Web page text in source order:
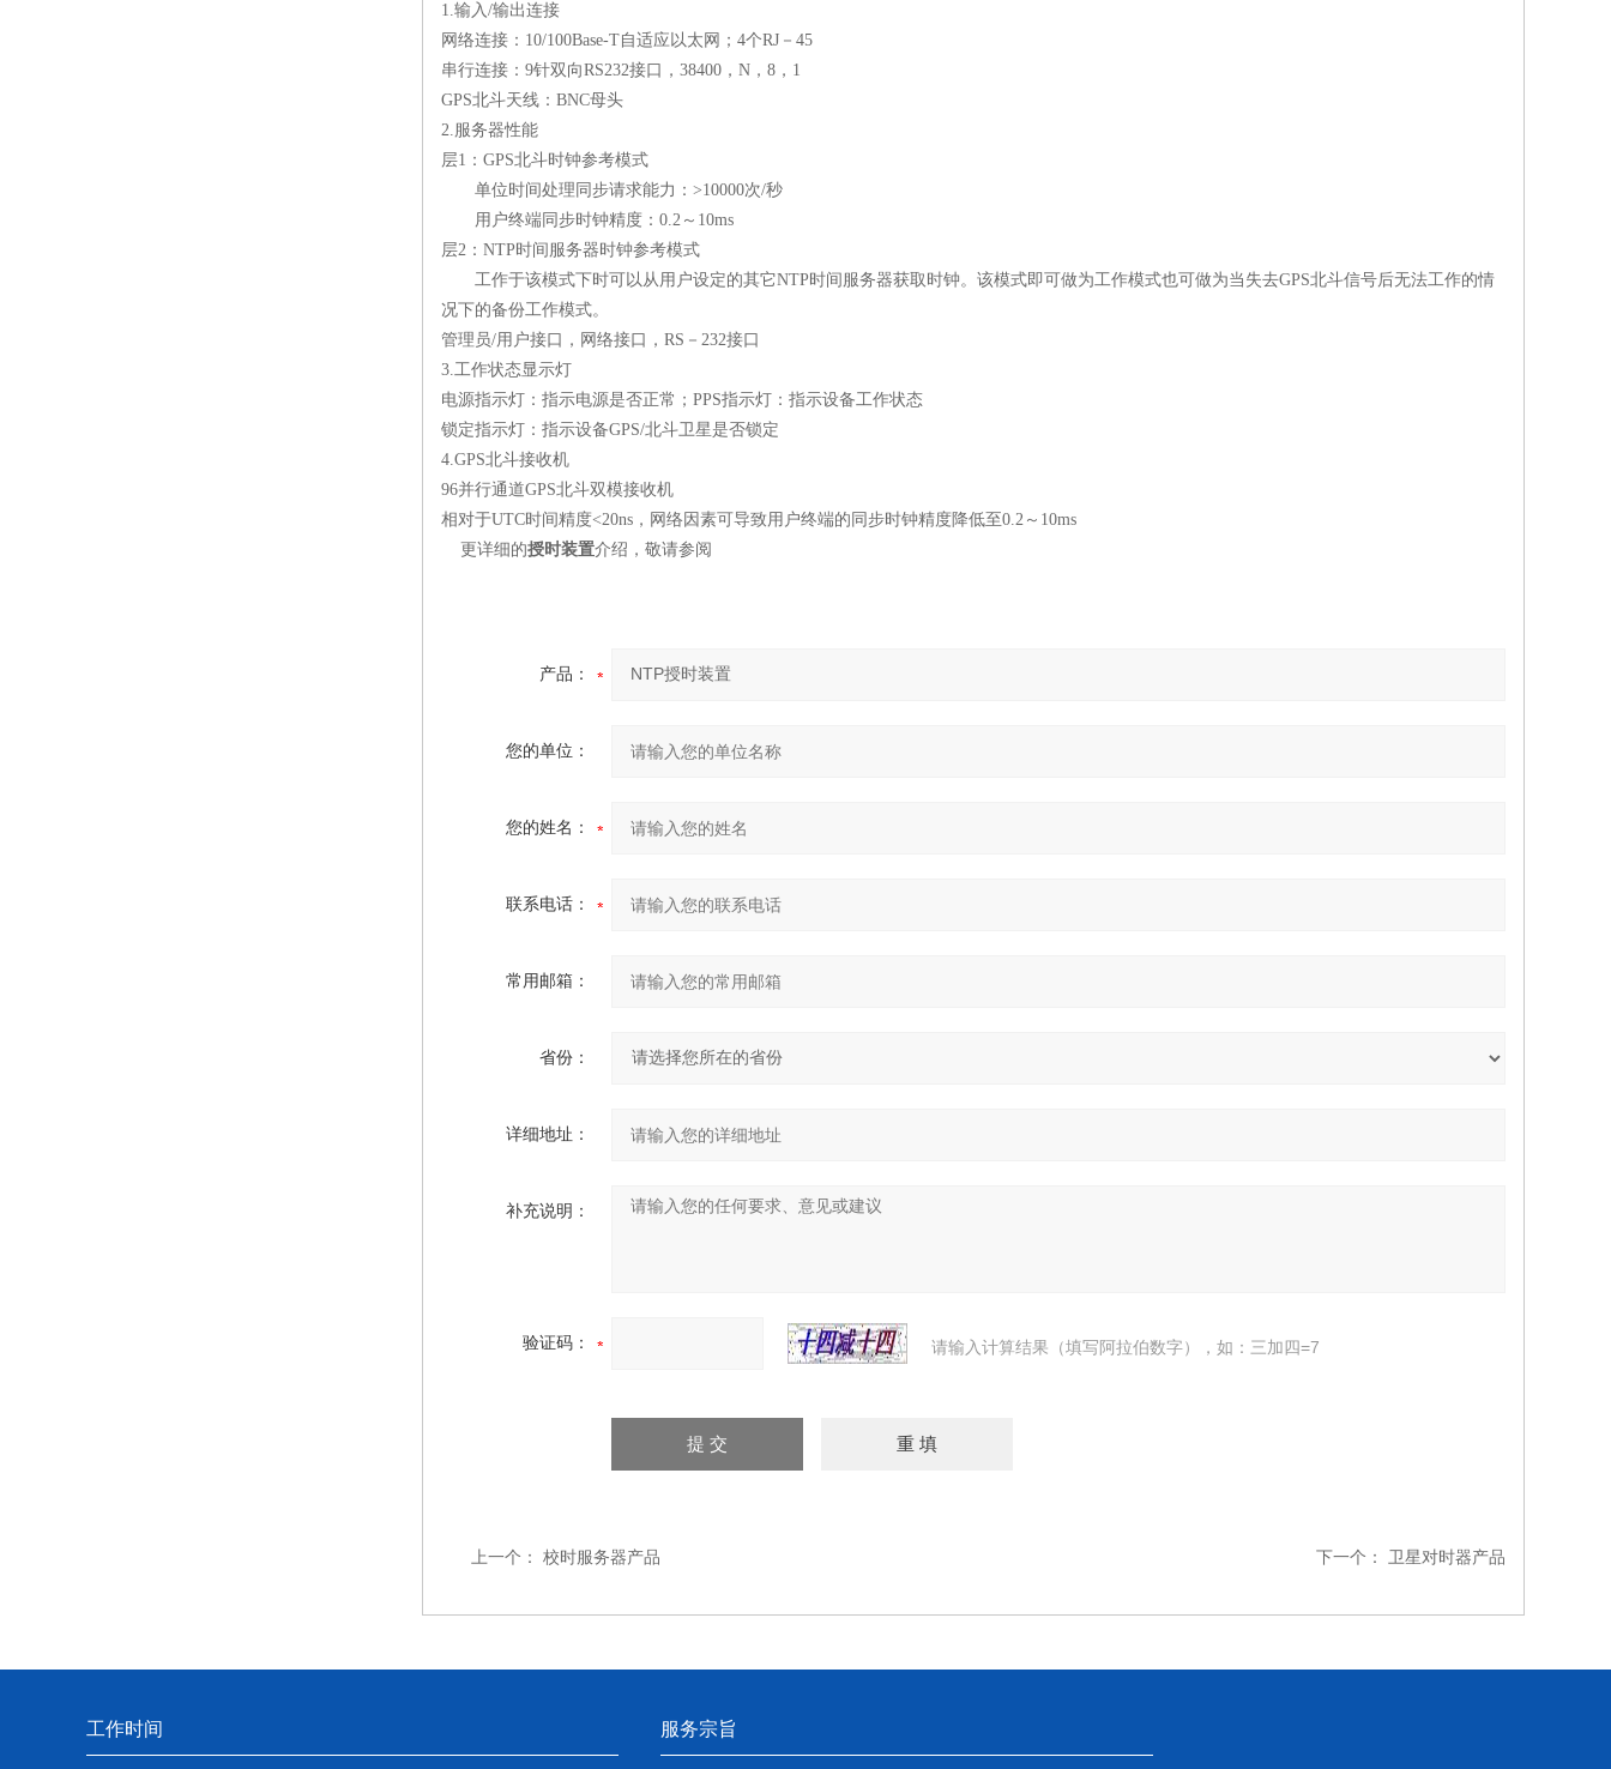
1.输入/输出连接
网络连接： 10/100Base-T自适应以太网； 4个RJ － 45
串行连接： 9针双向RS232接口， 38400 ， N ， 8 ， 1
GPS北斗天线： BNC母头
2.服务器性能
层1 ： GPS北斗时钟参考模式
单位时间处理同步请求能力： >10000次/秒
用户终端同步时钟精度： 0.2 ～ 10ms
层2 ： NTP时间服务器时钟参考模式
工作于该模式下时可以从用户设定的其它NTP时间服务器获取时钟。该模式即可做为工作模式也可做为当失去GPS北斗信号后无法工作的情
况下的备份工作模式。
管理员/用户接口，网络接口， RS － 232接口
3.工作状态显示灯
电源指示灯：指示电源是否正常； PPS指示灯：指示设备工作状态
锁定指示灯：指示设备GPS/北斗卫星是否锁定
4.GPS北斗接收机
96并行通道GPS北斗双模接收机
相对于UTC时间精度<20ns ，网络因素可导致用户终端的同步时钟精度降低至0.2 ～ 10ms
更详细的授时装置介绍，敬请参阅
产品：
您的单位：
您的姓名：
联系电话：
常用邮箱：
省份：
详细地址：
补充说明：
验证码： 请输入计算结果（填写阿拉伯数字），如：三加四=7
上一个： 校时服务器产品 下一个： 卫星对时器产品
工作时间 服务宗旨